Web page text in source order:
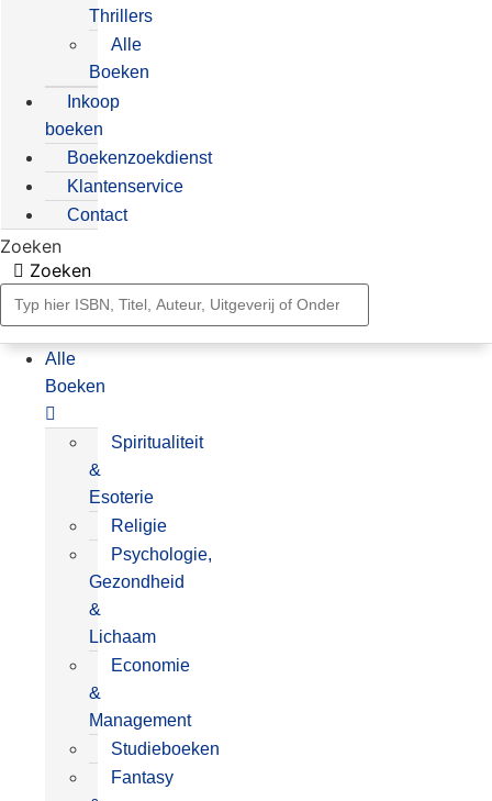
Thrillers
Alle
Boeken
Inkoop
boeken
Boekenzoekdienst
Klantenservice
Contact
Zoeken
Zoeken
Alle
Boeken
Spiritualiteit
&
Esoterie
Religie
Psychologie,
Gezondheid
&
Lichaam
Economie
&
Management
Studieboeken
Fantasy